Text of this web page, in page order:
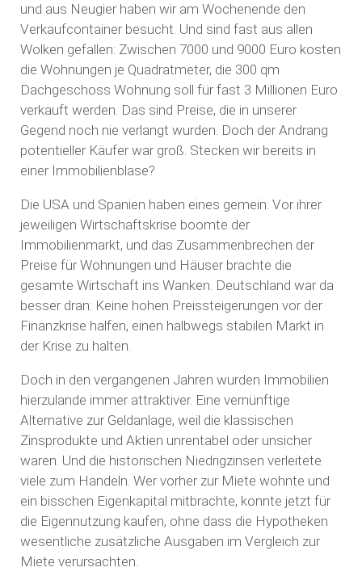
und aus Neugier haben wir am Wochenende den
Verkaufcontainer besucht. Und sind fast aus allen
Wolken gefallen: Zwischen 7000 und 9000 Euro kosten
die Wohnungen je Quadratmeter, die 300 qm
Dachgeschoss Wohnung soll für fast 3 Millionen Euro
verkauft werden. Das sind Preise, die in unserer
Gegend noch nie verlangt wurden. Doch der Andrang
potentieller Käufer war groß. Stecken wir bereits in
einer Immobilienblase?
Die USA und Spanien haben eines gemein: Vor ihrer
jeweiligen Wirtschaftskrise boomte der
Immobilienmarkt, und das Zusammenbrechen der
Preise für Wohnungen und Häuser brachte die
gesamte Wirtschaft ins Wanken. Deutschland war da
besser dran: Keine hohen Preissteigerungen vor der
Finanzkrise halfen, einen halbwegs stabilen Markt in
der Krise zu halten.
Doch in den vergangenen Jahren wurden Immobilien
hierzulande immer attraktiver. Eine vernünftige
Alternative zur Geldanlage, weil die klassischen
Zinsprodukte und Aktien unrentabel oder unsicher
waren. Und die historischen Niedrigzinsen verleitete
viele zum Handeln. Wer vorher zur Miete wohnte und
ein bisschen Eigenkapital mitbrachte, konnte jetzt für
die Eigennutzung kaufen, ohne dass die Hypotheken
wesentliche zusätzliche Ausgaben im Vergleich zur
Miete verursachten.